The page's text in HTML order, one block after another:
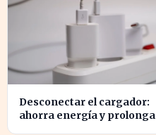
Desconectar el cargador:
ahorra energía y prolonga